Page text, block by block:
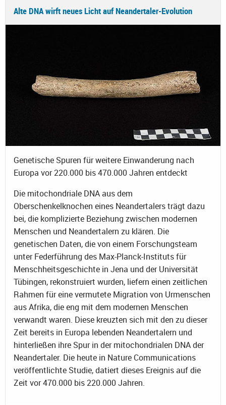
Alte DNA wirft neues Licht auf Neandertaler-Evolution
Genetische Spuren für weitere Einwanderung nach
Europa vor 220.000 bis 470.000 Jahren entdeckt
Die mitochondriale DNA aus dem
Oberschenkelknochen eines Neandertalers trägt dazu
bei, die komplizierte Beziehung zwischen modernen
Menschen und Neandertalern zu klären. Die
genetischen Daten, die von einem Forschungsteam
unter Federführung des Max-Planck-Instituts für
Menschheitsgeschichte in Jena und der Universität
Tübingen, rekonstruiert wurden, liefern einen zeitlichen
Rahmen für eine vermutete Migration von Urmenschen
aus Afrika, die eng mit dem modernen Menschen
verwandt waren. Diese kreuzten sich mit den zu dieser
Zeit bereits in Europa lebenden Neandertalern und
hinterließen ihre Spur in der mitochondrialen DNA der
Neandertaler. Die heute in Nature Communications
veröffentlichte Studie, datiert dieses Ereignis auf die
Zeit vor 470.000 bis 220.000 Jahren.